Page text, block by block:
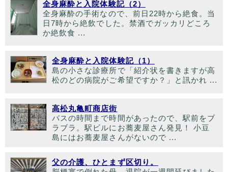
全身麻酔と入院体験記（2）
全身麻酔の手術なので、前日22時から絶食。当
日7時から絶飲でした。禁酒でガッカリどころ
か絶飲食 ...
全身麻酔と入院体験記（1）
島の小さな診療所で「紹介状を書きますが高
松のどの病院がご希望ですか？」と訊かれ ...
高松丸亀町商店街
バスの時間まで時間があったので、駅前をブ
ラブラ。駅ビルにお蕎麦屋さん発見！ 小豆
島にはお蕎麦屋さんがないので ...
父の介護、ひとまず区切り。